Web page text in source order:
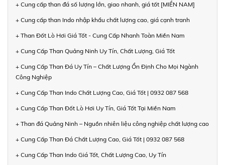
+ Cung cấp than đá số lượng lớn, giao nhanh, giá tốt [MIỀN NAM]
+ Cung cấp than Indo nhập khẩu chất lượng cao, giá cạnh tranh
+ Than Đốt Lò Hơi Giá Tốt - Cung Cấp Nhanh Toàn Miền Nam
+ Cung Cấp Than Quảng Ninh Uy Tín, Chất Lượng, Giá Tốt
+ Cung Cấp Than Đá Uy Tín – Chất Lượng Ổn Định Cho Mọi Ngành
Công Nghiệp
+ Cung Cấp Than Indo Chất Lượng Cao, Giá Tốt | 0932 087 568
+ Cung Cấp Than Đốt Lò Hơi Uy Tín, Giá Tốt Tại Miền Nam
+ Than đá Quảng Ninh – Nguồn nhiên liệu công nghiệp chất lượng cao
+ Cung Cấp Than Đá Chất Lượng Cao, Giá Tốt | 0932 087 568
+ Cung Cấp Than Indo Giá Tốt, Chất Lượng Cao, Uy Tín